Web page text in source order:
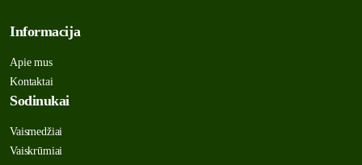
Informacija
Apie mus
Kontaktai
Sodinukai
Vaismedžiai
Vaiskrūmiai